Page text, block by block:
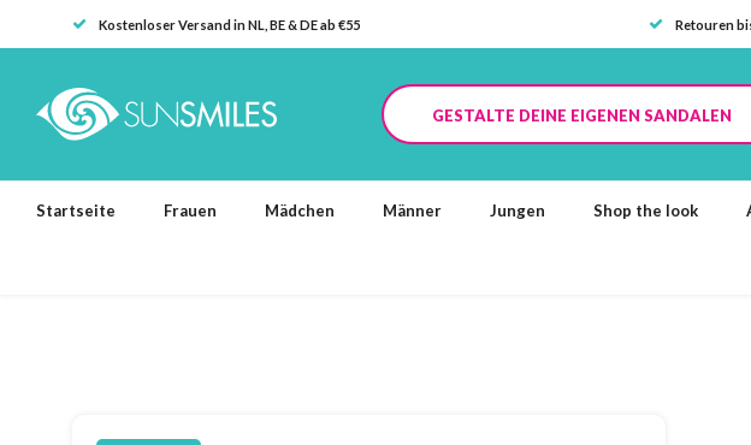
Kostenloser Versand in NL, BE & DE ab €55 Retouren
GESTALTE DEINE EIGENEN SANDALEN
Startseite Frauen Mädchen Männer Jungen Shop the look